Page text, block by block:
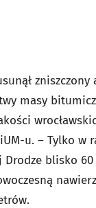
masy
u. – Tylko w
Drodze blisko